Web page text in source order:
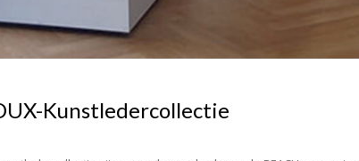
Kunstledercollectie